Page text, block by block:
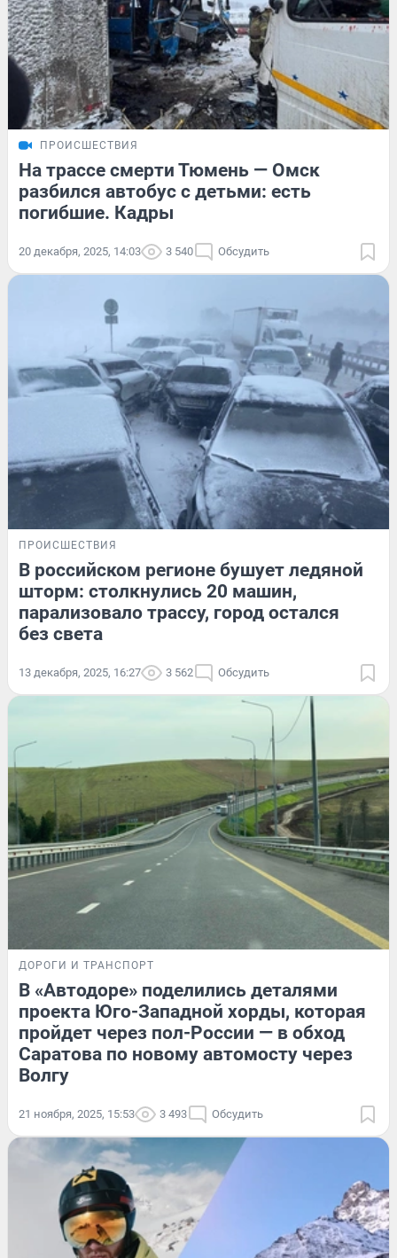
ПРОИСШЕСТВИЯ
На трассе смерти Тюмень — Омск
разбился автобус с детьми: есть
погибшие. Кадры
20 декабря, 2025, 14:03 3 540 Обсудить
ПРОИСШЕСТВИЯ
В российском регионе бушует ледяной
шторм: столкнулись 20 машин,
парализовало трассу, город остался
без света
13 декабря, 2025, 16:27 3 562 Обсудить
ДОРОГИ И ТРАНСПОРТ
В «Автодоре» поделились деталями
проекта Юго-Западной хорды, которая
пройдет через пол-России — в обход
Саратова по новому автомосту через
Волгу
21 ноября, 2025, 15:53 3 493 Обсудить